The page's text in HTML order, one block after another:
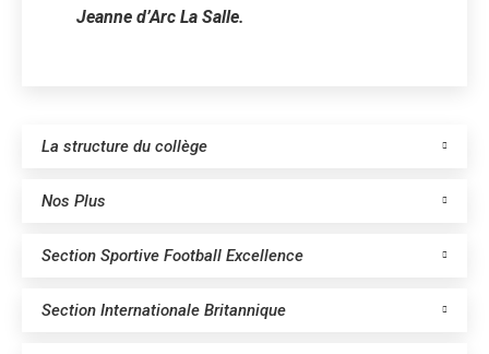
Jeanne d’Arc La Salle.
La structure du collège
Nos Plus
Section Sportive Football Excellence
Section Internationale Britannique